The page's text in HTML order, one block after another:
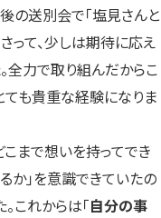
の送別会で「塩見さんと
って、少しは期待に応え
全力で取り組んだからこ
ても貴重な経験になりま
まで想いを持ってでき
か」を意識できていたの
これからは「自分の事